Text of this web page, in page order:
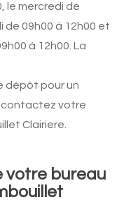
le mercredi de
de 09h00 à 12h00 et
à 12h00. La
dépôt pour un
contactez votre
Clairiere.
votre bureau